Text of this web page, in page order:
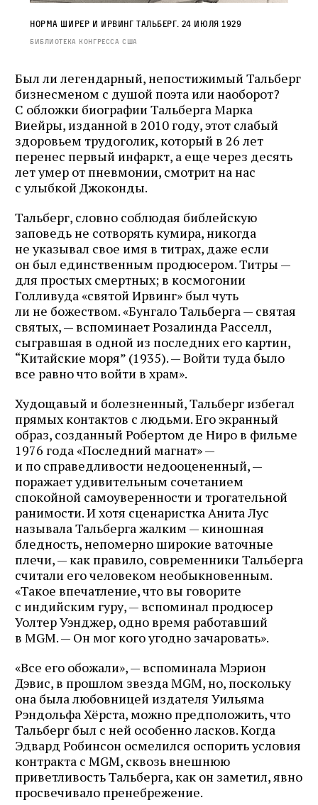
Норма Ширер и Ирвинг Тальберг. 24 июля 1929
Библиотека Конгресса США
Был ли легендарный, непостижимый Тальберг
бизнесменом с душой поэта или наоборот?
С обложки биографии Тальберга Марка
Виейры, изданной в 2010 году, этот слабый
здоровьем трудоголик, который в 26 лет
перенес первый инфаркт, а еще через десять
лет умер от пневмонии, смотрит на нас
с улыбкой Джоконды.
Тальберг, словно соблюдая библейскую
заповедь не сотворять кумира, никогда
не указывал свое имя в титрах, даже если
он был единственным продюсером. Титры —
для простых смертных; в космогонии
Голливуда «святой Ирвинг» был чуть
ли не божеством. «Бунгало Тальберга — святая
святых, — вспоминает Розалинда Расселл,
сыгравшая в одной из последних его картин,
“Китайские моря” (1935). — Войти туда было
все равно что войти в храм».
Худощавый и болезненный, Тальберг избегал
прямых контактов с людьми. Его экранный
образ, созданный Робертом де Ниро в фильме
1976 года «Последний магнат» —
и по справедливости недооцененный, —
поражает удивительным сочетанием
спокойной самоуверенности и трогательной
ранимости. И хотя сценаристка Анита Лус
называла Тальберга жалким — киношная
бледность, непомерно широкие ваточные
плечи, — как правило, современники Тальберга
считали его человеком необыкновенным.
«Такое впечатление, что вы говорите
с индийским гуру, — вспоминал продюсер
Уолтер Уэнджер, одно время работавший
в MGM. — Он мог кого угодно зачаровать».
«Все его обожали», — вспоминала Мэрион
Дэвис, в прошлом звезда MGM, но, поскольку
она была любовницей издателя Уильяма
Рэндольфа Хёрста, можно предположить, что
Тальберг был с ней особенно ласков. Когда
Эдвард Робинсон осмелился оспорить условия
контракта с MGM, сквозь внешнюю
приветливость Тальберга, как он заметил, явно
просвечивало пренебрежение.